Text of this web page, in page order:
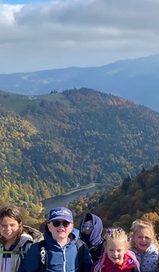
appréciée des élèves. Au fil des journées,
groupe a découvert les incontournables de